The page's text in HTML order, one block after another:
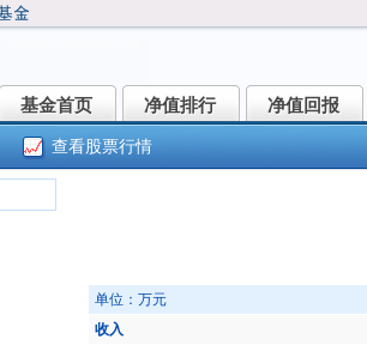
基金首页
基金首页 净值排行
净值排行 净值回报
净值回报
查看股票行情
单位：万元
收入